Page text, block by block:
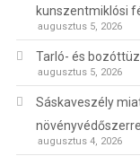
kunszentmiklósi
augusztus 5, 2026
Tarló- és
augusztus 5, 2026
Sáskaveszély
augusztus 4, 2026